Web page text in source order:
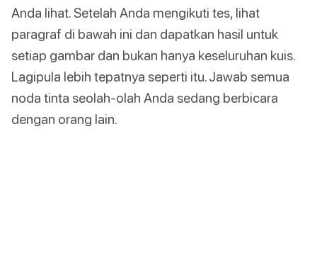
Anda lihat. Setelah Anda mengikuti tes, lihat
paragraf di bawah ini dan dapatkan hasil untuk
setiap gambar dan bukan hanya keseluruhan kuis.
Lagipula lebih tepatnya seperti itu. Jawab semua
noda tinta seolah-olah Anda sedang berbicara
dengan orang lain.